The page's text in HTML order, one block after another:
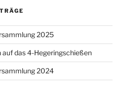
2025
auf das 4-Hegeringschießen
2024